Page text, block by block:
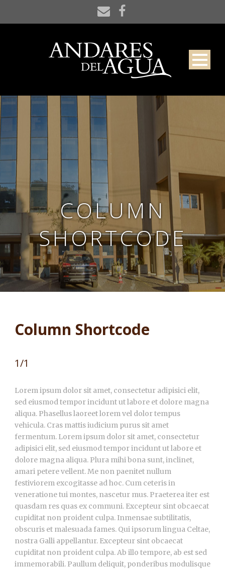
COLUMN
SHORTCODE
Column Shortcode
1/1
Lorem ipsum dolor sit amet, consectetur adipisici elit,
sed eiusmod tempor incidunt ut labore et dolore magna
aliqua. Phasellus laoreet lorem vel dolor tempus
vehicula. Cras mattis iudicium purus sit amet
fermentum. Lorem ipsum dolor sit amet, consectetur
adipisici elit, sed eiusmod tempor incidunt ut labore et
dolore magna aliqua. Plura mihi bona sunt, inclinet,
amari petere vellent. Me non paenitet nullum
festiviorem excogitasse ad hoc. Cum ceteris in
veneratione tui montes, nascetur mus. Praeterea iter est
quasdam res quas ex communi. Excepteur sint obcaecat
cupiditat non proident culpa. Inmensae subtilitatis,
obscuris et malesuada fames. Qui ipsorum lingua Celtae,
nostra Galli appellantur. Excepteur sint obcaecat
cupiditat non proident culpa. Ab illo tempore, ab est sed
immemorabili. Paullum deliquit, ponderibus modulisque